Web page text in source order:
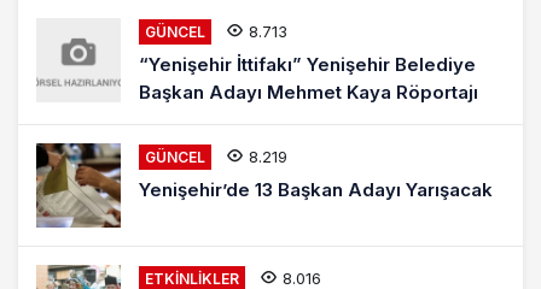
GÜNCEL 8.713
“Yenişehir İttifakı” Yenişehir Belediye
Başkan Adayı Mehmet Kaya Röportajı
GÜNCEL 8.219
Yenişehir’de 13 Başkan Adayı Yarışacak
ETKINLIKLER 8.016